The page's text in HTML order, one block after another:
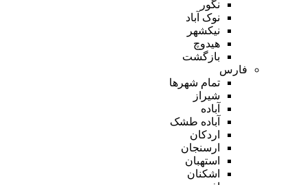
نگور
نوک آباد
نیکشهر
هیدوچ
بازگشت
فارس
تمام شهر‌ها
شیراز
آباده
آباده طشک
اردکان
ارسنجان
استهبان
اشکنان